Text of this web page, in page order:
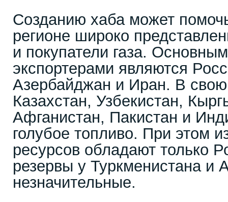
Созданию хаба может
регионе широко
и покупатели газа.
экспортерами являются
Азербайджан и Иран. В свою
Казахстан, Узбекистан,
Афганистан, Пакистан и
голубое топливо. При этом
ресурсов обладают только
резервы у Туркменистана и
незначительные.